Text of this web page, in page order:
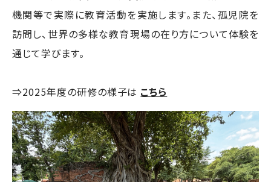
機関等で実際に教育活動を実施します。また、孤児院を
訪問し、世界の多様な教育現場の在り方について体験を
通じて学びます。
⇒2025年度の研修の様子は こちら